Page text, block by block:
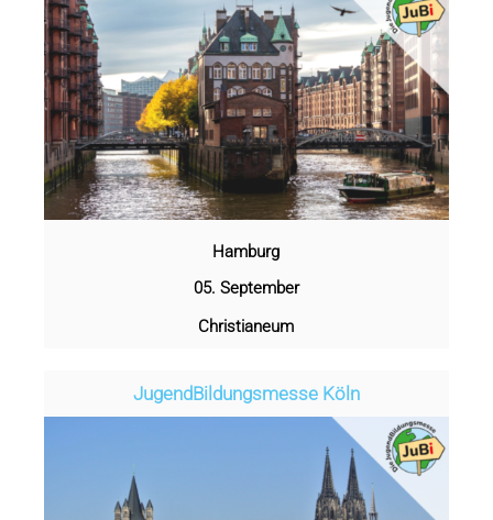
Hamburg
05. September
Christianeum
Jugend­­­­­Bildungsmess­e Köln